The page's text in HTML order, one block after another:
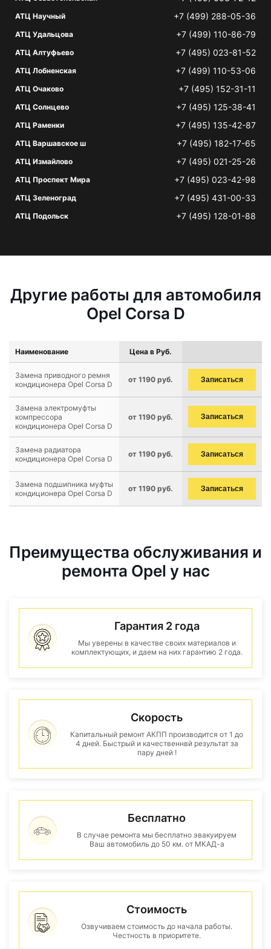
АТЦ Научный +7 (499) 288-05-36
АТЦ Удальцова +7 (499) 110-86-79
АТЦ Алтуфьево +7 (495) 023-81-52
АТЦ Лобненская +7 (499) 110-53-06
АТЦ Очаково +7 (495) 152-31-11
АТЦ Солнцево +7 (495) 125-38-41
АТЦ Раменки +7 (495) 135-42-87
АТЦ Варшавское ш +7 (495) 182-17-65
АТЦ Измайлово +7 (495) 021-25-26
АТЦ Проспект Мира +7 (495) 023-42-98
АТЦ Зеленоград +7 (495) 431-00-33
АТЦ Подольск +7 (495) 128-01-88
Другие работы для автомобиля
Opel Corsa D
Наименование Цена в Руб.
Замена приводного ремня
кондиционера Opel Corsa D
от 1190 руб. Записаться
Замена электромуфты
компрессора
кондиционера Opel Corsa D
от 1190 руб. Записаться
Замена радиатора
кондиционера Opel Corsa D
от 1190 руб. Записаться
Замена подшипника муфты
кондиционера Opel Corsa D
от 1190 руб. Записаться
Преимущества обслуживания и
ремонта Opel у нас
Гарантия 2 года
Мы уверены в качестве своих материалов и
комплектующих, и даем на них гарантию 2 года.
Скорость
Капитальный ремонт АКПП производится от 1 до
4 дней. Быстрый и качественнвй результат за
пару дней !
Бесплатно
В случае ремонта мы бесплатно эвакуируем
Ваш автомобиль до 50 км. от МКАД-а
Стоимость
Озвучиваем стоимость до начала работы.
Честность в приоритете.